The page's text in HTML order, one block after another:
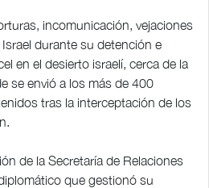
incomunicación, vejaciones
durante su detención e
en el desierto israelí, cerca de la
se envió a los más de 400
tras la interceptación de los
de la Secretaría de Relaciones
que gestionó su